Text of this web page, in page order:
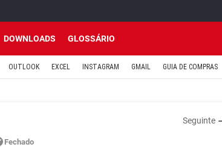
DOWNLOADS GLOSSÁRIO
OUTLOOK EXCEL INSTAGRAM GMAIL GUIA DE COMPRAS
Seguinte
Fechado